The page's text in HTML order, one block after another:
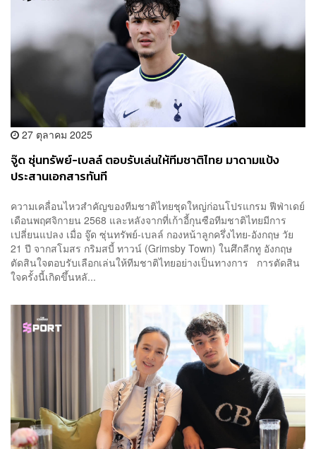
27 ตุลาคม 2025
จู๊ด ซุ่นทรัพย์-เบลล์ ตอบรับเล่นให้ทีมชาติไทย มาดามแป้ง
ประสานเอกสารทันที
ความเคลื่อนไหวสำคัญของทีมชาติไทยชุดใหญ่ก่อนโปรแกรม ฟีฟ่าเดย์
เดือนพฤศจิกายน 2568 และหลังจากที่เก้าอี้กุนซือทีมชาติไทยมีการ
เปลี่ยนแปลง เมื่อ จู๊ด ซุ่นทรัพย์-เบลล์ กองหน้าลูกครึ่งไทย-อังกฤษ วัย
21 ปี จากสโมสร กริมสบี้ ทาวน์ (Grimsby Town) ในศึกลีกทู อังกฤษ
ตัดสินใจตอบรับเลือกเล่นให้ทีมชาติไทยอย่างเป็นทางการ การตัดสิน
ใจครั้งนี้เกิดขึ้นหลั...